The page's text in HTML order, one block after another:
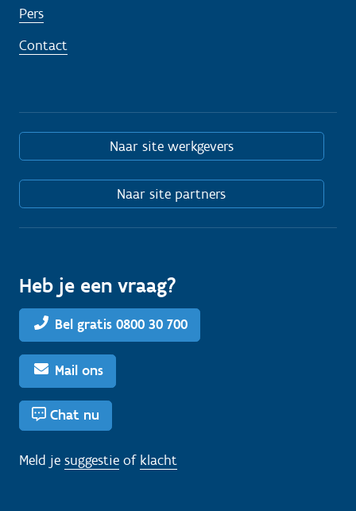
Pers
Contact
Naar site werkgevers
Naar site partners
Heb je een vraag?
Bel gratis 0800 30 700
Mail ons
Chat nu
Meld je suggestie of klacht